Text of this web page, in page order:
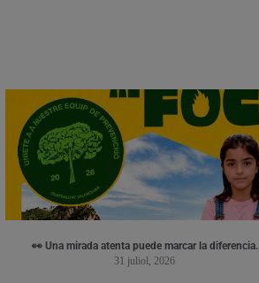
👀 Una mirada atenta puede marcar la diferencia.
31 juliol, 2026